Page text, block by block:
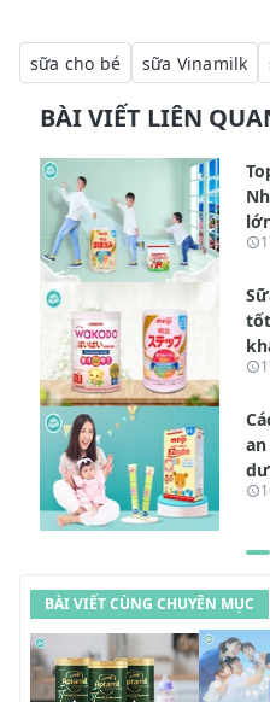
sữa cho bé sữa Vinamilk
BÀI VIẾT LIÊN
BÀI VIẾT CÙNG CHUYÊN MỤC